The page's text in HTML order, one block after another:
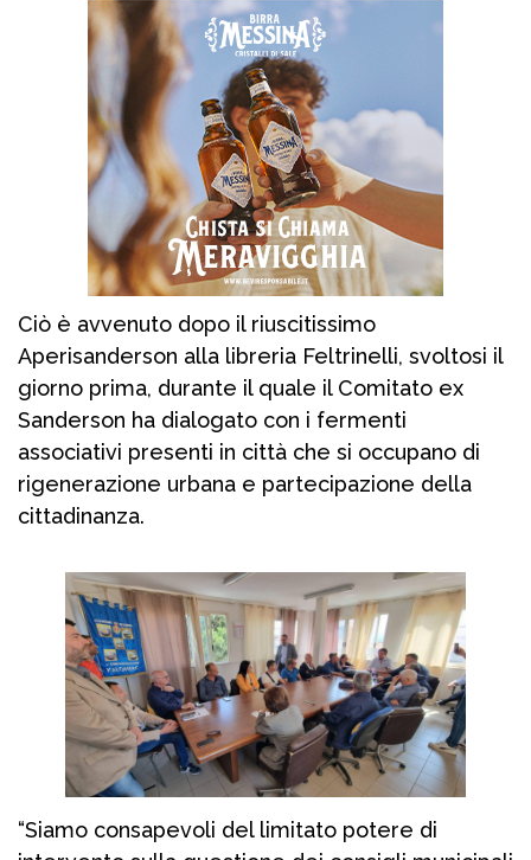
Ciò è avvenuto dopo il riuscitissimo
Aperisanderson alla libreria Feltrinelli, svoltosi il
giorno prima, durante il quale il Comitato ex
Sanderson ha dialogato con i fermenti
associativi presenti in città che si occupano di
rigenerazione urbana e partecipazione della
cittadinanza.
“Siamo consapevoli del limitato potere di